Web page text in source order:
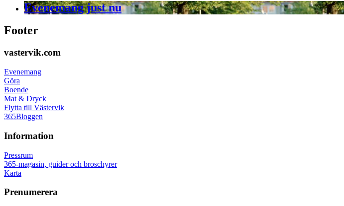
Evenemang just nu
Footer
vastervik.com
Evenemang
Göra
Boende
Mat & Dryck
Flytta till Västervik
365Bloggen
Information
Pressrum
365-magasin, guider och broschyrer
Karta
Prenumerera